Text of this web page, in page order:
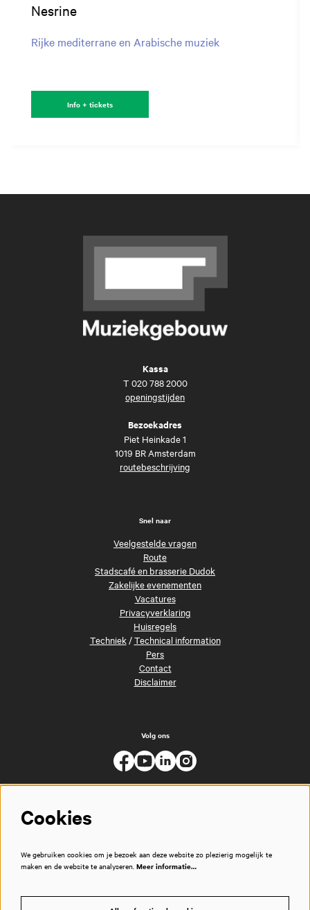
Nesrine
Rijke mediterrane en Arabische muziek
Info + tickets
Kassa
T 020 788 2000
openingstijden
Bezoekadres
Piet Heinkade 1
1019 BR Amsterdam
routebeschrijving
Snel naar
Veelgestelde vragen
Route
Stadscafé en brasserie Dudok
Zakelijke evenementen
Vacatures
Privacyverklaring
Huisregels
Techniek/Technical information
Pers
Contact
Disclaimer
Volg ons
Cookies
We gebruiken cookies om je bezoek aan deze website zo plezierig mogelijk te
maken en de website te analyseren. Meer informatie…